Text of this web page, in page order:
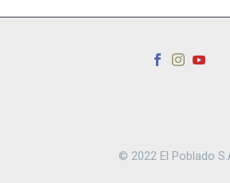
© 2022 El Poblado